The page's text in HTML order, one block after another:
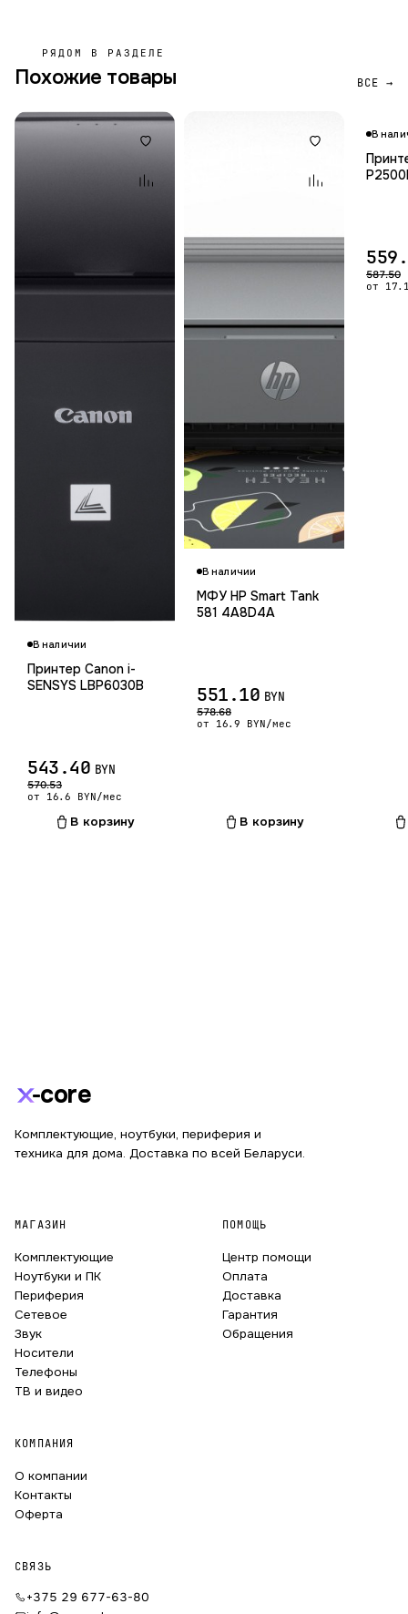
РЯДОМ В РАЗДЕЛЕ
Похожие товары ВСЕ →
В наличии
Принтер Canon i-
SENSYS LBP6030B
543.40 BYN
570.53
от 16.6 BYN/мес
В корзину
В наличии
МФУ HP Smart Tank
581 4A8D4A
551.10 BYN
578.68
от 16.9 BYN/мес
В корзину
В
587.50
от
core
Комплектующие, ноутбуки, периферия и
техника для дома. Доставка по всей Беларуси.
МАГАЗИН
Комплектующие
Ноутбуки и ПК
Периферия
Сетевое
Звук
Носители
Телефоны
ТВ и видео
ПОМОЩЬ
Центр помощи
Оплата
Доставка
Гарантия
Обращения
КОМПАНИЯ
О компании
Контакты
Оферта
СВЯЗЬ
+375 29 677-63-80